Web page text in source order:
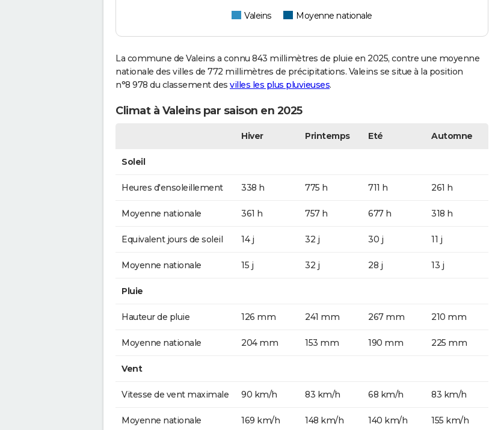
Valeins Moyenne nationale
La commune de Valeins a connu 843 millimètres de pluie en 2025, contre une moyenne
nationale des villes de 772 millimètres de précipitations. Valeins se situe à la position
n°8 978 du classement des villes les plus pluvieuses.
Climat à Valeins par saison en 2025
Hiver Printemps Eté Automne
Soleil
Heures d'ensoleillement 338 h 775 h 711 h 261 h
Moyenne nationale 361 h 757 h 677 h 318 h
Equivalent jours de soleil 14 j 32 j 30 j 11 j
Moyenne nationale 15 j 32 j 28 j 13 j
Pluie
Hauteur de pluie 126 mm 241 mm 267 mm 210 mm
Moyenne nationale 204 mm 153 mm 190 mm 225 mm
Vent
Vitesse de vent maximale 90 km/h 83 km/h 68 km/h 83 km/h
Moyenne nationale 169 km/h 148 km/h 140 km/h 155 km/h